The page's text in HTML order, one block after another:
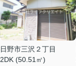
日野市三沢２丁目
2DK (50.51㎡)